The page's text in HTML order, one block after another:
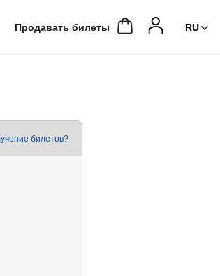
Продавать билеты
билетов?